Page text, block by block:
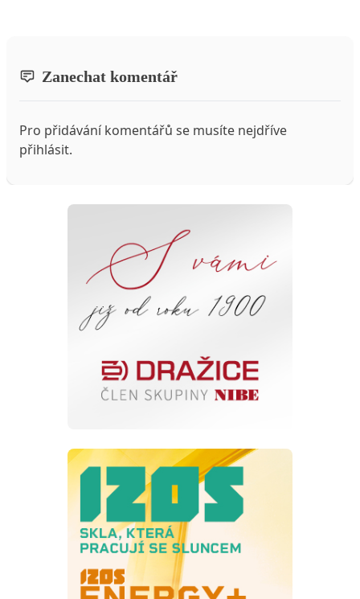
Zanechat komentář
Pro přidávání komentářů se musíte nejdříve
přihlásit.